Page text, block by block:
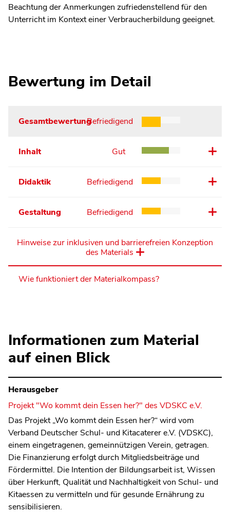
Beachtung der Anmerkungen zufriedenstellend für den
Unterricht im Kontext einer Verbraucherbildung geeignet.
Bewertung im Detail
GesamtbewertungBefriedigend
Inhalt Gut
Didaktik Befriedigend
Gestaltung Befriedigend
Hinweise zur inklusiven und barrierefreien Konzeption
des Materials
Wie funktioniert der Materialkompass?
Informationen zum Material
auf einen Blick
Herausgeber
Projekt "Wo kommt dein Essen her?" des VDSKC e.V.
Das Projekt „Wo kommt dein Essen her?“ wird vom
Verband Deutscher Schul- und Kitacaterer e.V. (VDSKC),
einem eingetragenen, gemeinnützigen Verein, getragen.
Die Finanzierung erfolgt durch Mitgliedsbeiträge und
Fördermittel. Die Intention der Bildungsarbeit ist, Wissen
über Herkunft, Qualität und Nachhaltigkeit von Schul- und
Kitaessen zu vermitteln und für gesunde Ernährung zu
sensibilisieren.